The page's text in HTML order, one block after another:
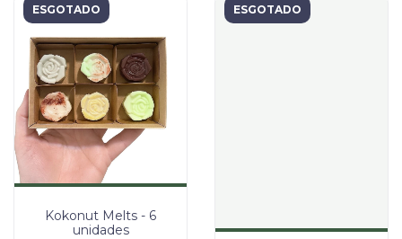
ESGOTADO
Kokonut Melts - 6
unidades
ESGOTADO